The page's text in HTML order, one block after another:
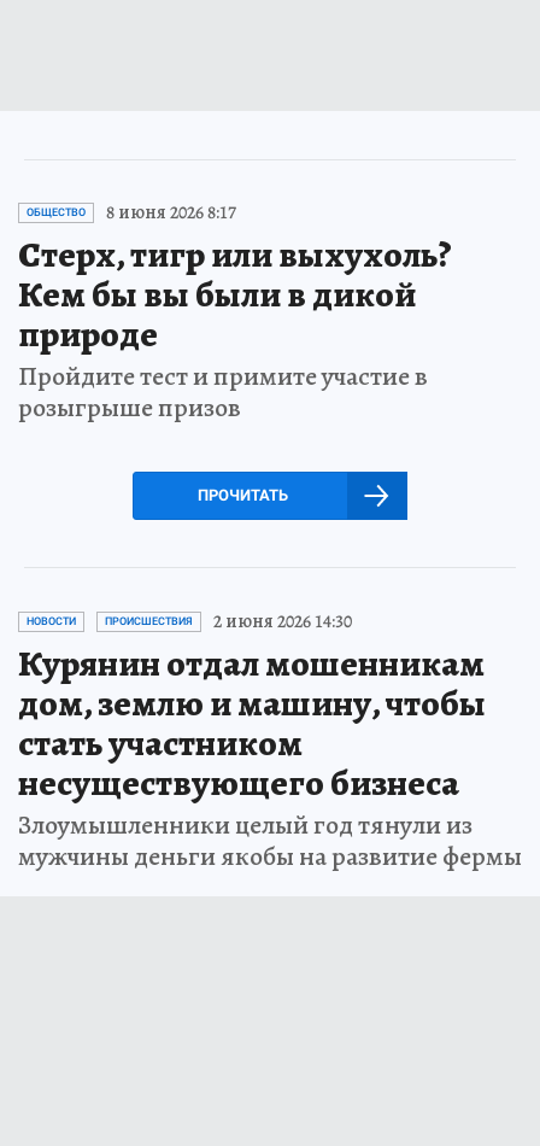
ОБЩЕСТВО 8 июня 2026 8:17
Стерх, тигр или выхухоль?
Кем бы вы были в дикой
природе
Пройдите тест и примите участие в
розыгрыше призов
ПРОЧИТАТЬ
НОВОСТИ ПРОИСШЕСТВИЯ 2 июня 2026 14:30
Курянин отдал мошенникам
дом, землю и машину, чтобы
стать участником
несуществующего бизнеса
Злоумышленники целый год тянули из
мужчины деньги якобы на развитие фермы